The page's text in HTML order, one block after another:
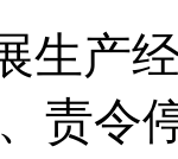
生产
责令